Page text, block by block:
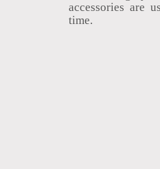
accessories are
time.